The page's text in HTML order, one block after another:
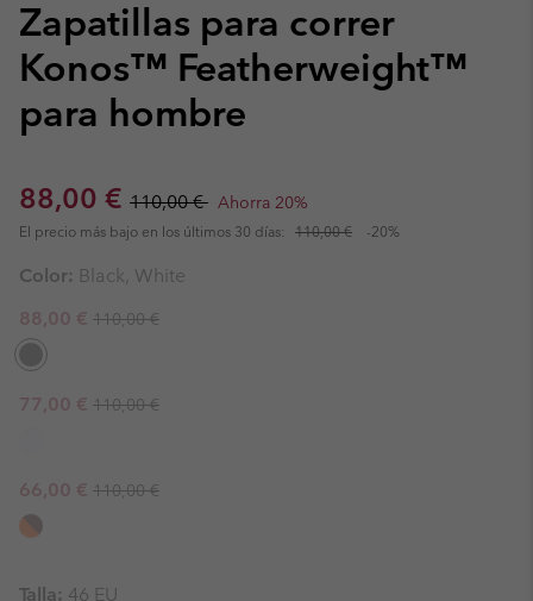
Zapatillas para correr
Konos™ Featherweight™
para hombre
Sale price:
88,00 € Regular price:
110,00 € Ahorra 20%
El precio más bajo en los últimos 30 días: 110,00 € -20%
Color: Black, White
Sale price:
88,00 € Regular price:
110,00 €
Sale price:
77,00 € Regular price:
110,00 €
Sale price:
66,00 € Regular price:
110,00 €
Talla: 46 EU